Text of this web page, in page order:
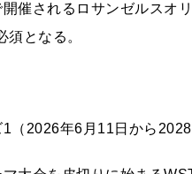
開催されるロサンゼルスオ
となる。
1（2026年6月11日から